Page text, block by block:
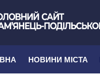
НОВИНИ МІСТА